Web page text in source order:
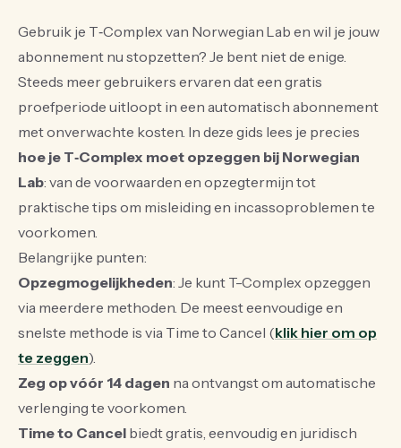
Gebruik je T‑Complex van Norwegian Lab en wil je jouw
abonnement nu stopzetten? Je bent niet de enige.
Steeds meer gebruikers ervaren dat een gratis
proefperiode uitloopt in een automatisch abonnement
met onverwachte kosten. In deze gids lees je precies
hoe je T‑Complex moet opzeggen bij Norwegian
Lab: van de voorwaarden en opzegtermijn tot
praktische tips om misleiding en incassoproblemen te
voorkomen.
Belangrijke punten:
Opzegmogelijkheden: Je kunt T-Complex opzeggen
via meerdere methoden. De meest eenvoudige en
snelste methode is via Time to Cancel (klik hier om op
te zeggen).
Zeg op vóór 14 dagen na ontvangst om automatische
verlenging te voorkomen.
Time to Cancel biedt gratis, eenvoudig en juridisch